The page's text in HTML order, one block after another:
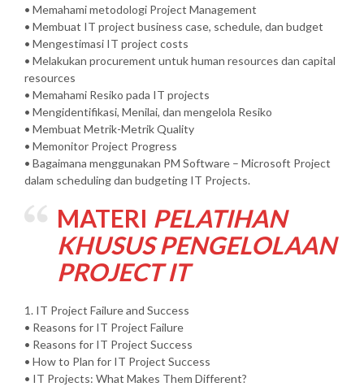
• Memahami metodologi Project Management
• Membuat IT project business case, schedule, dan budget
• Mengestimasi IT project costs
• Melakukan procurement untuk human resources dan capital
resources
• Memahami Resiko pada IT projects
• Mengidentifikasi, Menilai, dan mengelola Resiko
• Membuat Metrik-Metrik Quality
• Memonitor Project Progress
• Bagaimana menggunakan PM Software – Microsoft Project
dalam scheduling dan budgeting IT Projects.
MATERI PELATIHAN
KHUSUS PENGELOLAAN
PROJECT IT
1. IT Project Failure and Success
• Reasons for IT Project Failure
• Reasons for IT Project Success
• How to Plan for IT Project Success
• IT Projects: What Makes Them Different?